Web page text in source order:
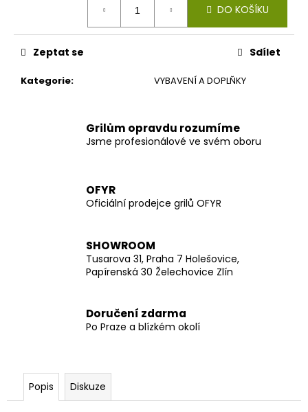
DO KOŠÍKU
Kategorie: VYBAVENÍ A DOPLŇKY
Zeptat se Sdílet
Grilům opravdu rozumíme
Jsme profesionálové ve svém oboru
OFYR
Oficiální prodejce grilů OFYR
SHOWROOM
Tusarova 31, Praha 7 Holešovice,
Papírenská 30 Želechovice Zlín
Doručení zdarma
Po Praze a blízkém okolí
Popis Diskuze
j
e
e